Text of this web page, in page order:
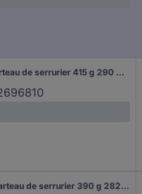
KS Tools 142.1031 142.1031 Marteau de serrurier 415 g 290 mm 1 pc(s)
KS Tools 142.1032 142.1032 Marteau de serrurier 390 g 282 mm 1 pc(s)